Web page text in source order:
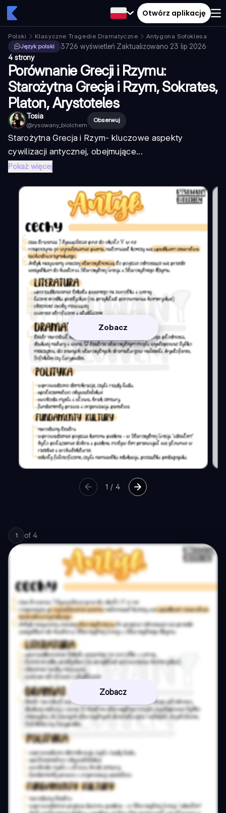
Otwórz aplikację
Polski Klasyczne Tragedie Dramatyczne
Antygona Sofoklesa
Język polski
3726 wyświetleń·Zaktualizowano 23 lip 2026·
4 strony
Porównanie Grecji i Rzymu:
Starożytna Grecja i Rzym, Sokrates,
Platon, Arystoteles
Tosia
@rysowany_biolchem
Obserwuj
Starożytna Grecja i Rzym- kluczowe aspekty
cywilizacji antycznej, obejmujące...
Pokaż więcej
Zobacz
1 /4
1 of 4
Zobacz